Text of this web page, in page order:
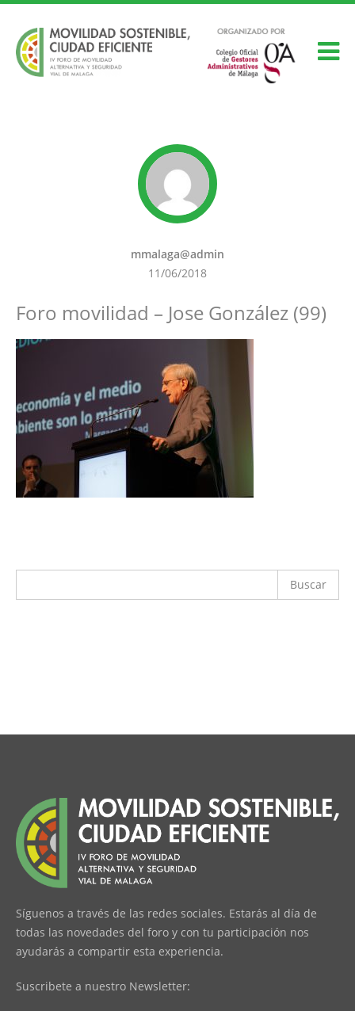
mmalaga@admin
11/06/2018
Foro movilidad – Jose González (99)
Síguenos a través de las redes sociales. Estarás al día de
todas las novedades del foro y con tu participación nos
ayudarás a compartir esta experiencia.
Suscribete a nuestro Newsletter: